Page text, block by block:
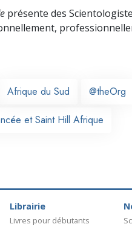
présente des
Afrique du Sud @theOrg
et Saint Hill Afrique
Librairie
Livres pour débutants